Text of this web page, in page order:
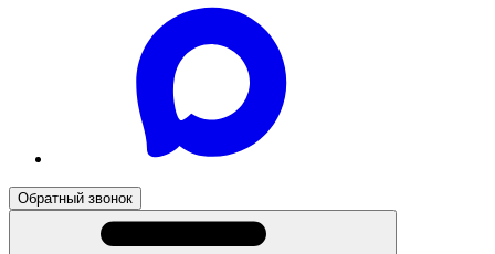
Обратный звонок